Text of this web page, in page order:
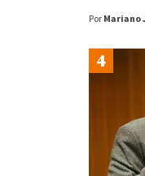
Por Mariano